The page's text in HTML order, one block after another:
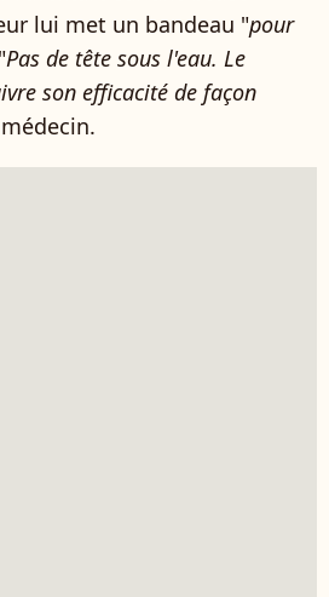
lui met un bandeau "pour
Pas de tête sous l'eau. Le
son efficacité de façon